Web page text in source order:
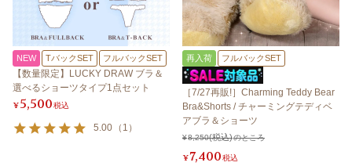
NEW TバックSET フルバックSET
【数量限定】LUCKY DRAW ブラ＆
選べるショーツタイプ1点セット
¥5,500税込
5.00 （ 1 ）
再入荷 フルバックSET
［7/27再販!］Charming Teddy Bear
Bra&Shorts / チャーミングテディベ
アブラ＆ショーツ
¥8,250 のところ
¥7,400税込